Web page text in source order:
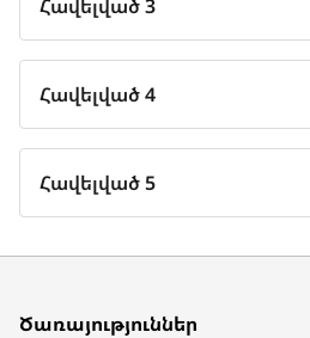
Հավելված 3
Հավելված 4
Հավելված 5
Ծառայություններ